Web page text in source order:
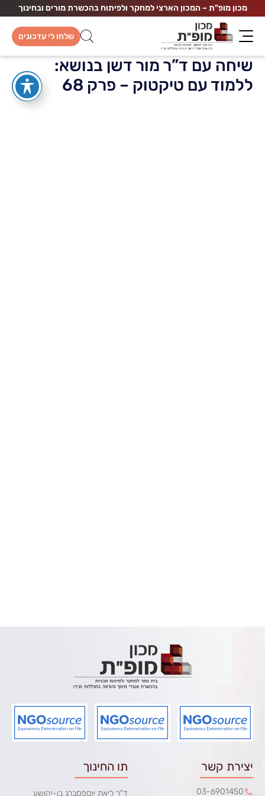
מכון מופ"ת – המכון הארצי למחקר ולפיתוח בהכשרת מורים ובחינוך
שלחו לי עדכונים
שיחה עם ד”ר מור דשן בנושא:
ללמוד עם טיקטוק – פרק 68
יצירת קשר
03-6901450
תו החינוך
ד"ר ליאת יוספסברג בן-יהושע